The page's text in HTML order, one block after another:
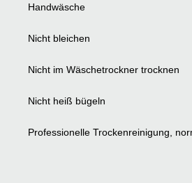
Handwäsche
Nicht bleichen
Nicht im Wäschetrockner trocknen
Nicht heiß bügeln
Professionelle Trockenreinigung,